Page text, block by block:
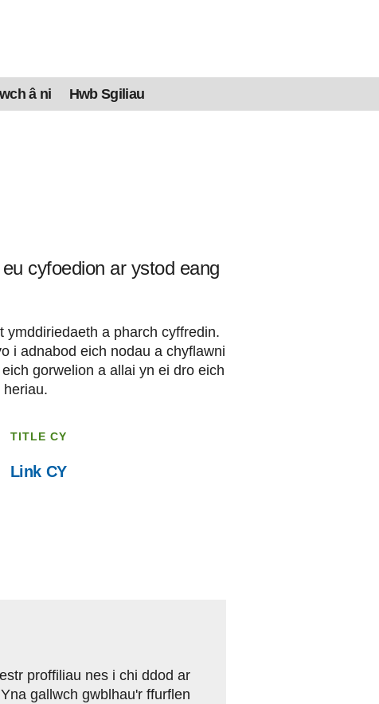
â ni Hwb Sgiliau
cyfoedion ar ystod eang
a pharch cyffredin.
i adnabod eich nodau a chyflawni
gorwelion a allai yn ei dro eich
heriau.
TITLE CY
Link CY
proffiliau nes i chi ddod ar
gallwch gwblhau'r ffurflen